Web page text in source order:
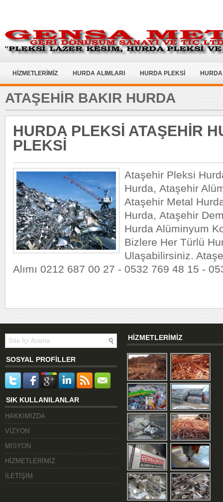
HİZMETLERİMİZ HURDA ALIMLARI HURDA PLEKSİ
ATAŞEHIR BAKIR HURDA
HURDA PLEKSİ ATAŞEHİR
PLEKSİ
Ataşehir Pleksi
Hurda, Ataşehir
Ataşehir Metal
Hurda, Ataşehir
Hurda Alüminyum
Bizlere Her Türlü
Ulaşabilirsiniz.
Alımı 0212 687 00 27 - 0532 769 48 15 -
SOSYAL PROFİLLER
SIK KULLANILANLAR
HAKKIMIZDA
VİZYON
MİSYON
HİZMETLERİMİZ
İLETİŞİM
HİZMETLERİMİZ